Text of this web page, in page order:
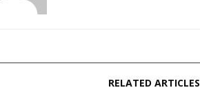
RELATED ARTICLES